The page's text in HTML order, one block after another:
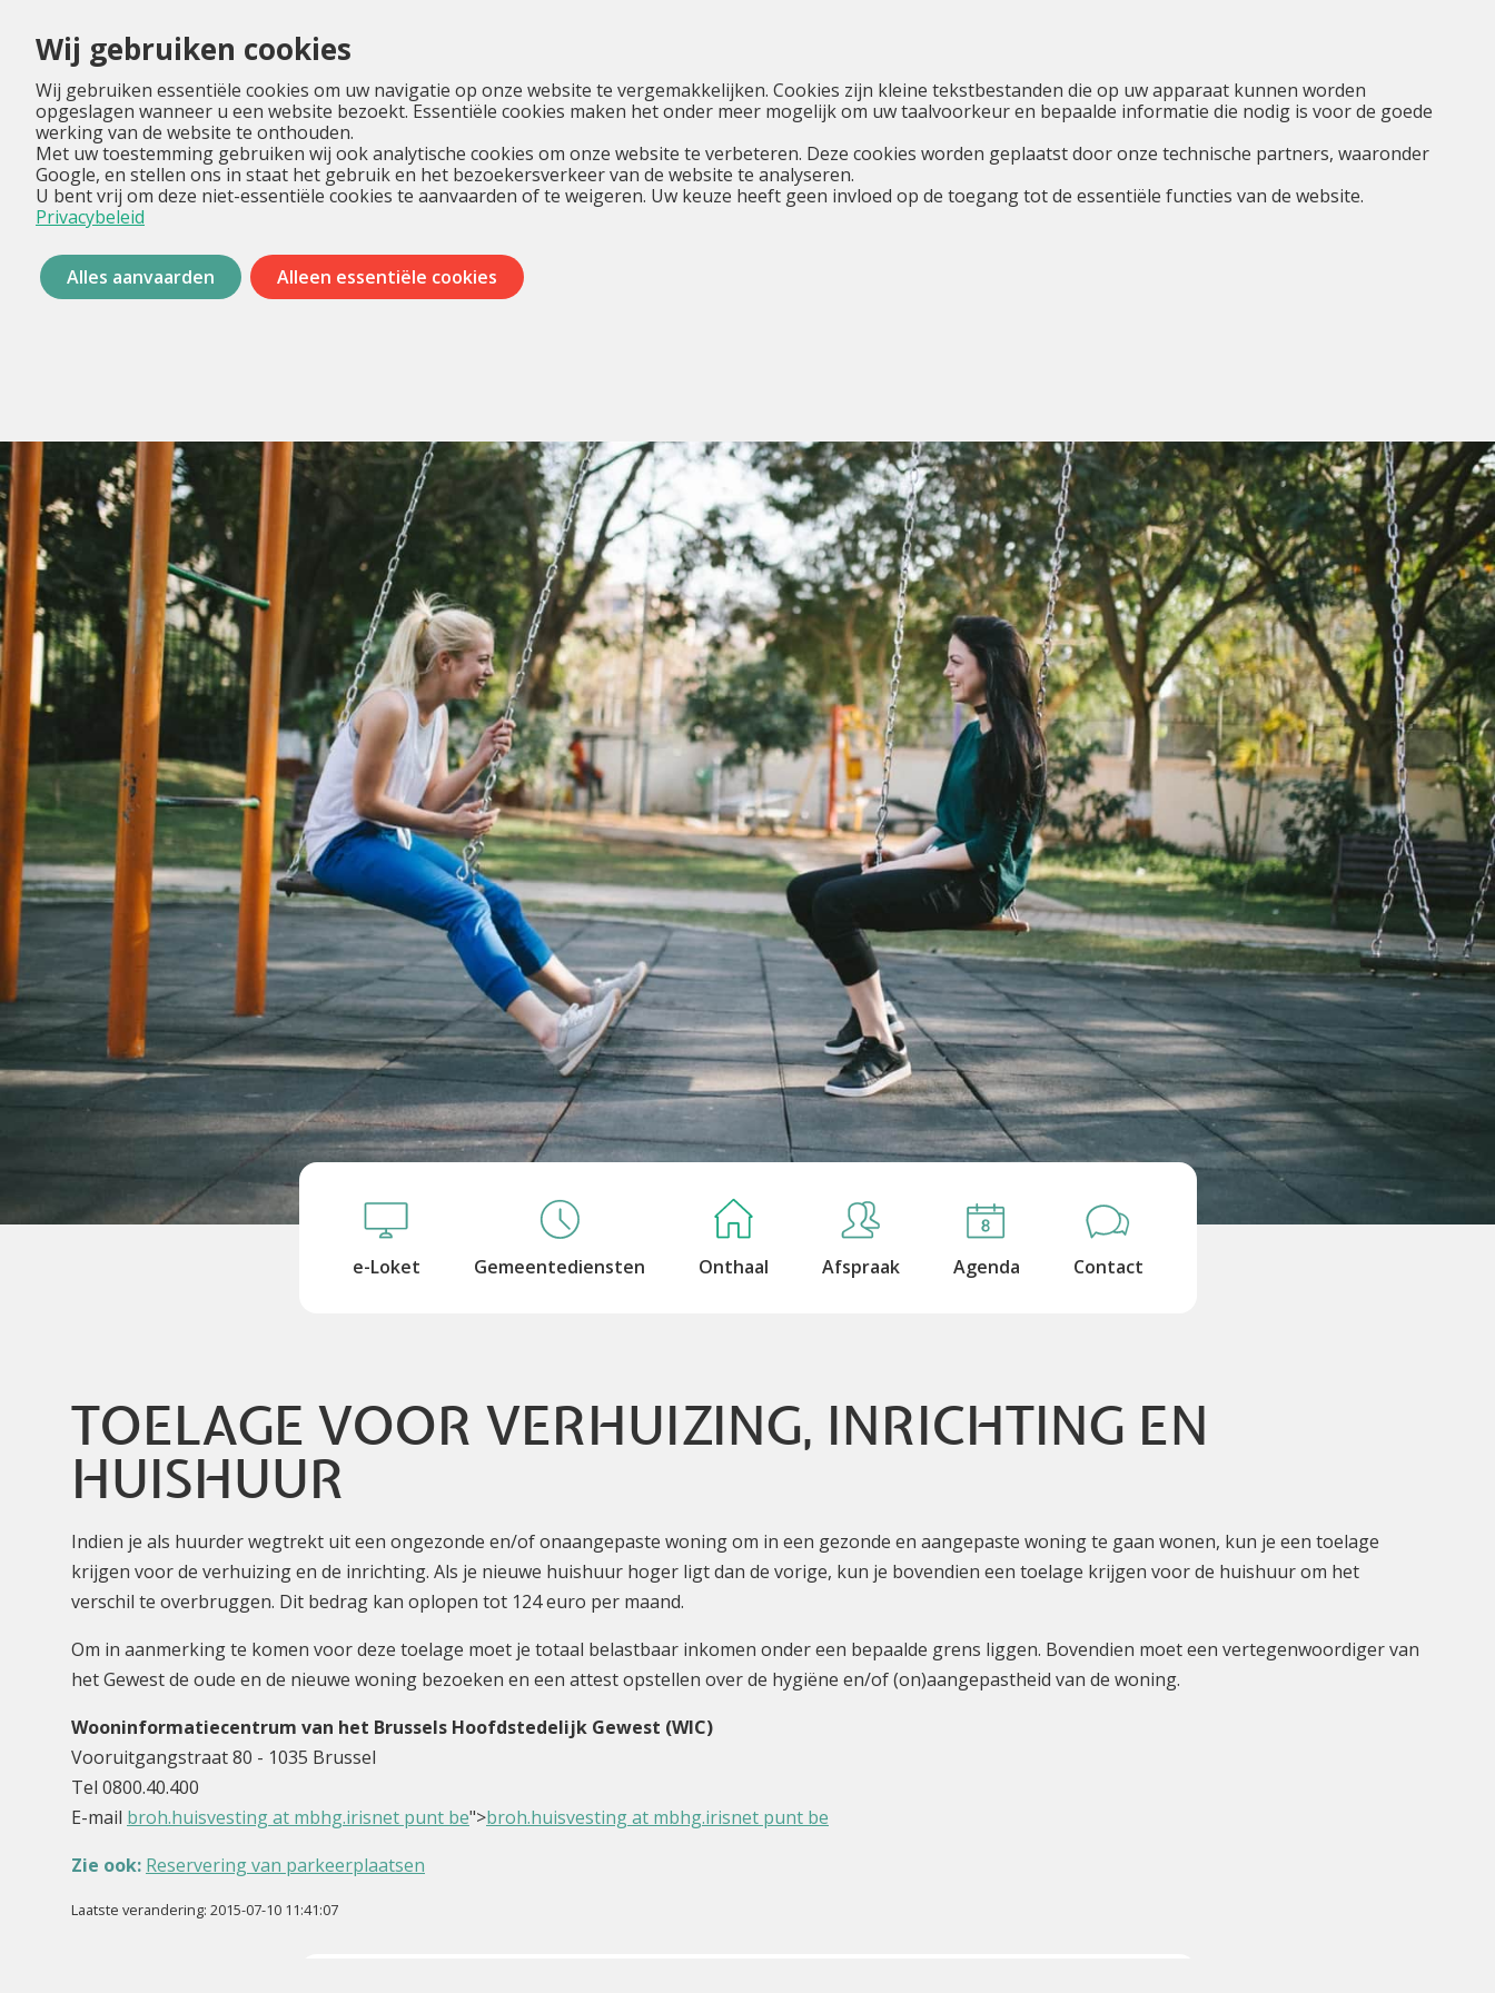
Wij gebruiken cookies
Wij gebruiken essentiële cookies om uw navigatie op onze website te vergemakkelijken. Cookies zijn kleine tekstbestanden die op uw apparaat kunnen worden
opgeslagen wanneer u een website bezoekt. Essentiële cookies maken het onder meer mogelijk om uw taalvoorkeur en bepaalde informatie die nodig is voor de goede
werking van de website te onthouden.
Met uw toestemming gebruiken wij ook analytische cookies om onze website te verbeteren. Deze cookies worden geplaatst door onze technische partners, waaronder
Google, en stellen ons in staat het gebruik en het bezoekersverkeer van de website te analyseren.
U bent vrij om deze niet-essentiële cookies te aanvaarden of te weigeren. Uw keuze heeft geen invloed op de toegang tot de essentiële functies van de website.
Privacybeleid
Alles aanvaarden Alleen essentiële cookies
e-Loket Gemeentediensten Onthaal Afspraak Agenda Contact
TOELAGE VOOR VERHUIZING, INRICHTING EN
HUISHUUR
Indien je als huurder wegtrekt uit een ongezonde en/of onaangepaste woning om in een gezonde en aangepaste woning te gaan wonen, kun je een toelage
krijgen voor de verhuizing en de inrichting. Als je nieuwe huishuur hoger ligt dan de vorige, kun je bovendien een toelage krijgen voor de huishuur om het
verschil te overbruggen. Dit bedrag kan oplopen tot 124 euro per maand.
Om in aanmerking te komen voor deze toelage moet je totaal belastbaar inkomen onder een bepaalde grens liggen. Bovendien moet een vertegenwoordiger van
het Gewest de oude en de nieuwe woning bezoeken en een attest opstellen over de hygiëne en/of (on)aangepastheid van de woning.
Wooninformatiecentrum van het Brussels Hoofdstedelijk Gewest (WIC)
Vooruitgangstraat 80 - 1035 Brussel
Tel 0800.40.400
E-mail broh.huisvesting at mbhg.irisnet punt be">broh.huisvesting at mbhg.irisnet punt be
Zie ook: Reservering van parkeerplaatsen
Laatste verandering: 2015-07-10 11:41:07